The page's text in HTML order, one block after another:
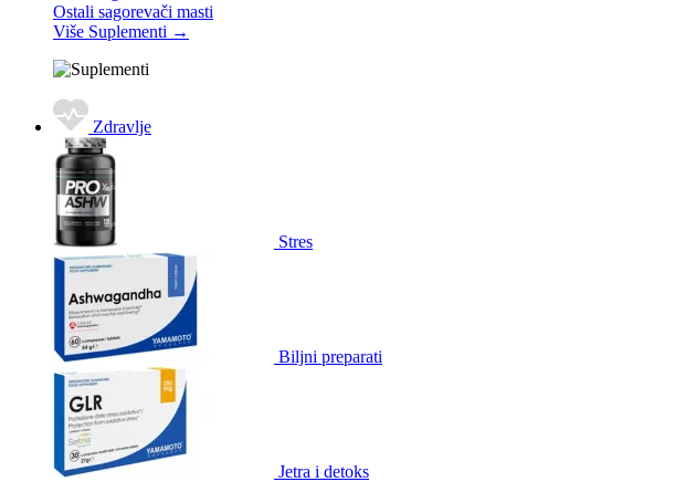
Ostali sagorevači masti
Više Suplementi →
Zdravlje
Stres
Biljni preparati
Jetra i detoks